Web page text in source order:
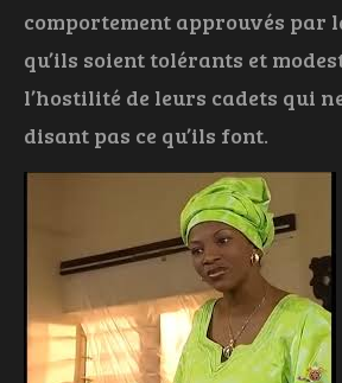
comportement approuvés par
qu’ils soient tolérants et
l’hostilité de leurs cadets qui
disant pas ce qu’ils font.